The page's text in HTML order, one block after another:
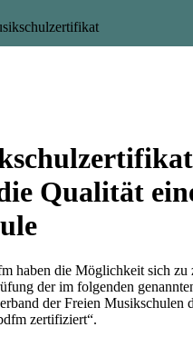
Qualität
haben die Möglichkeit sich zu
der im folgenden
der Freien Musikschulen
zertifiziert“.